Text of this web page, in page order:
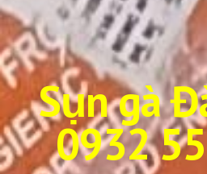
Sụn gà
0932